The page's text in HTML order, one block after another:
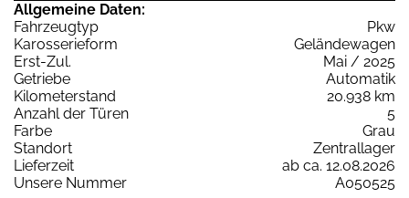
Allgemeine Daten:
Fahrzeugtyp
Pkw
Karosserieform
Geländewagen
Erst-Zul.
Mai / 2025
Getriebe
Automatik
Kilometerstand
20.938 km
Anzahl der Türen
5
Farbe
Grau
Standort
Zentrallager
Lieferzeit
ab ca. 12.08.2026
Unsere Nummer
A050525